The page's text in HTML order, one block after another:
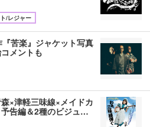
/レジャー
苦楽』ジャケット写真
メントも
×津軽三味線×メイドカ
告編＆2種のビジュ…